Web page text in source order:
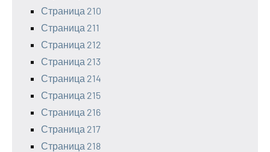
Страница 210
Страница 211
Страница 212
Страница 213
Страница 214
Страница 215
Страница 216
Страница 217
Страница 218